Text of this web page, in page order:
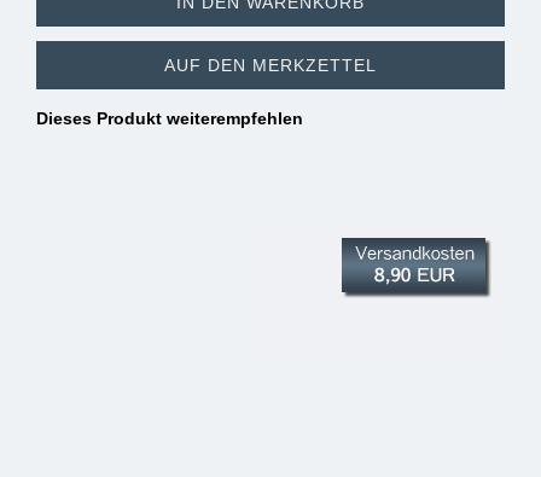
AUF DEN MERKZETTEL
Dieses Produkt weiterempfehlen